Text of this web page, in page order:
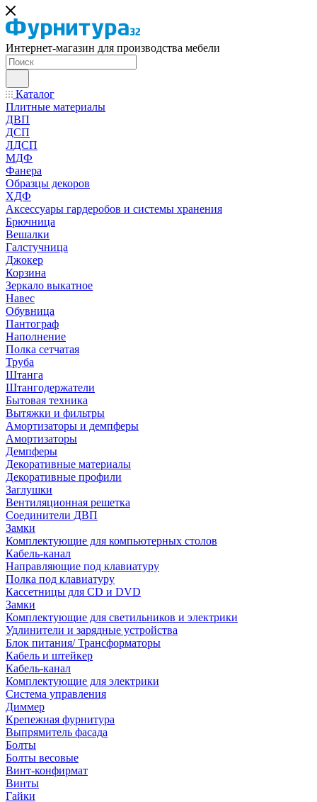
Интернет-магазин для производства мебели
Каталог
Плитные материалы
ДВП
ДСП
ЛДСП
МДФ
Фанера
Образцы декоров
ХДФ
Аксессуары гардеробов и системы хранения
Брючница
Вешалки
Галстучница
Джокер
Корзина
Зеркало выкатное
Навес
Обувница
Пантограф
Наполнение
Полка сетчатая
Труба
Штанга
Штангодержатели
Бытовая техника
Вытяжки и фильтры
Амортизаторы и демпферы
Амортизаторы
Демпферы
Декоративные материалы
Декоративные профили
Заглушки
Вентиляционная решетка
Соединители ДВП
Замки
Комплектующие для компьютерных столов
Кабель-канал
Направляющие под клавиатуру
Полка под клавиатуру
Кассетницы для CD и DVD
Замки
Комплектующие для светильников и электрики
Удлинители и зарядные устройства
Блок питания/ Трансформаторы
Кабель и штейкер
Кабель-канал
Комплектующие для электрики
Система управления
Диммер
Крепежная фурнитура
Выпрямитель фасада
Болты
Болты весовые
Винт-конфирмат
Винты
Гайки